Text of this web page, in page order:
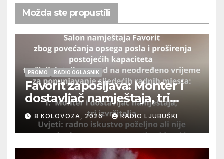
Možda ste propustili
PROMO RADIO OGLASNIK
Favorit zapošljava: Monter i
dostavljač namještaja, tri
izvršitelja
8 KOLOVOZA, 2026 RADIO LJUBUŠKI